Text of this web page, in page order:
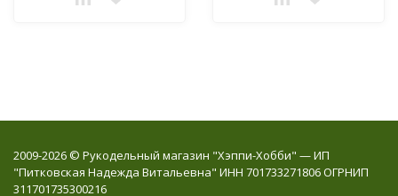
2009-2026 © Рукодельный магазин "Хэппи-Хобби" — ИП
"Питковская Надежда Витальевна" ИНН 701733271806 ОГРНИП
311701735300216